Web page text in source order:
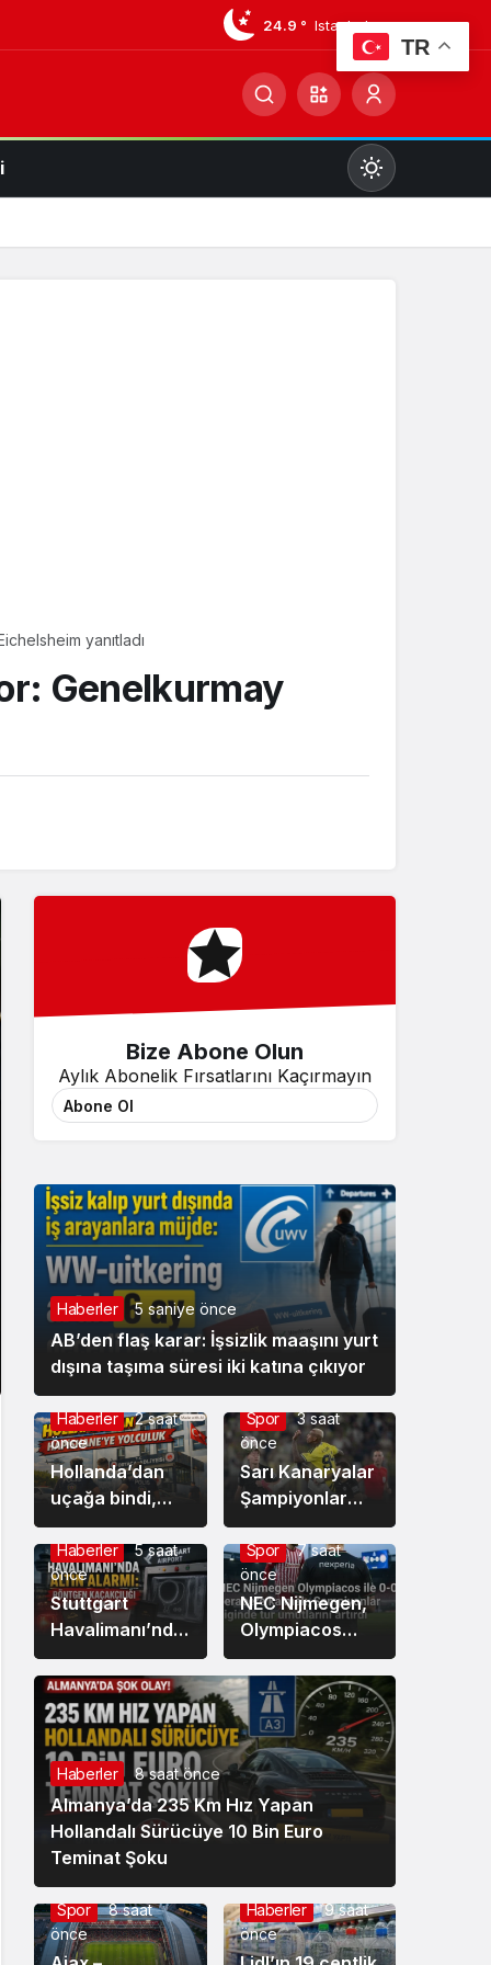
24.9 ° Istanbul
Mod
değiştir
yanıtladı
Genelkurmay
Bize Abone Olun
Aylık Abonelik Fırsatlarını Kaçırmayın
Abone Ol
Haberler 5 saniye önce
AB’den flaş karar: İşsizlik maaşını yurt
dışına taşıma süresi iki katına çıkıyor
Haberler
2 saat
önce
Hollanda’dan
uçağa bindi,
Türkiye’ye iner
inmez
tutuklandı
Spor
3 saat
önce
Sarı Kanaryalar
Şampiyonlar
Ligi’nde Şen
Şakrak:
Fenerbahçe: 2 –
Sturm Graz: 0
Haberler
5 saat
önce
Stuttgart
Havalimanı’nda
Altın Alarmı:
Röntgen
Kaçakçılığı
Ortaya Çıkardı”
Spor
7 saat
önce
NEC Nijmegen,
Olympiacos
deplasmanından
umutlu döndü:
0-0
Haberler 8 saat önce
Almanya’da 235 Km Hız Yapan
Hollandalı Sürücüye 10 Bin Euro
Teminat Şoku
Spor
8 saat
önce
Haberler
9 saat
önce
TR